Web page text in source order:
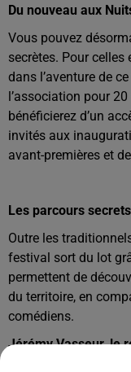
Du nouveau aux
Vous pouvez
secrètes. Pour
dans l’aventure de
l’association pour
bénéficierez d’un
invités aux
avant-premières et
Les parcours
Outre les
festival sort du lot
permettent de
du territoire, en
comédiens.
Jérémy Vasseur, le
le festival